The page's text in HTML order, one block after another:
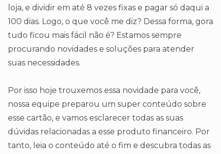
loja, e dividir em até 8 vezes fixas e pagar só daqui a
100 dias. Logo, o que você me diz? Dessa forma, gora
tudo ficou mais fácil não é? Estamos sempre
procurando novidades e soluções para atender
suas necessidades.
Por isso hoje trouxemos essa novidade para você,
nossa equipe preparou um super conteúdo sobre
esse cartão, e vamos esclarecer todas as suas
dúvidas relacionadas a esse produto financeiro. Por
tanto, leia o conteúdo até o fim e descubra todas as